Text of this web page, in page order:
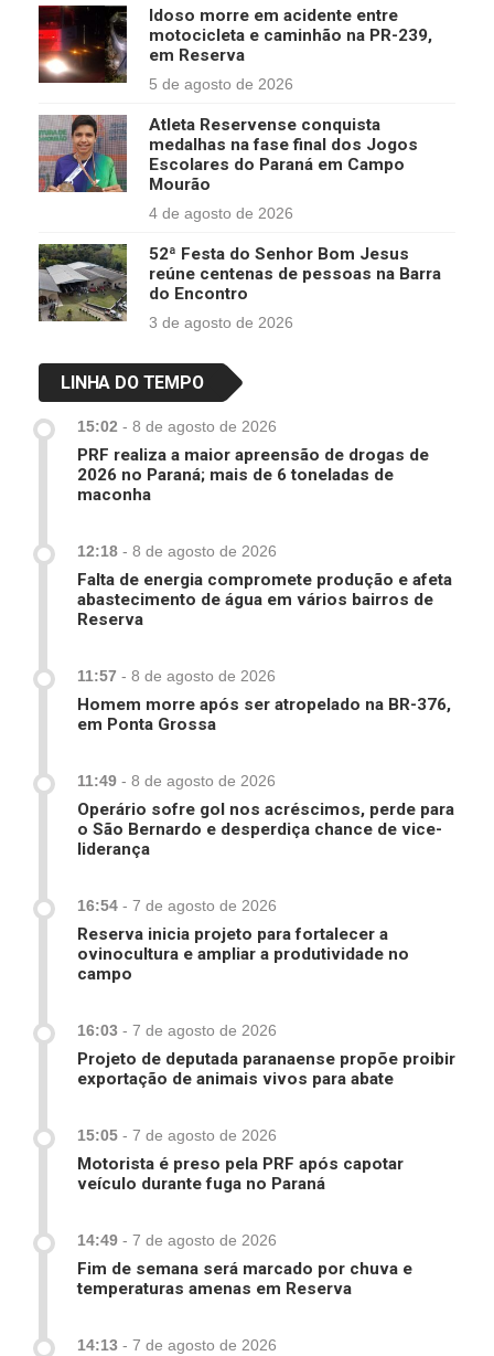
Idoso morre em acidente entre
motocicleta e caminhão na PR-239,
em Reserva
5 de agosto de 2026
Atleta Reservense conquista
medalhas na fase final dos Jogos
Escolares do Paraná em Campo
Mourão
4 de agosto de 2026
52ª Festa do Senhor Bom Jesus
reúne centenas de pessoas na Barra
do Encontro
3 de agosto de 2026
LINHA DO TEMPO
15:02 - 8 de agosto de 2026
PRF realiza a maior apreensão de drogas de
2026 no Paraná; mais de 6 toneladas de
maconha
12:18 - 8 de agosto de 2026
Falta de energia compromete produção e afeta
abastecimento de água em vários bairros de
Reserva
11:57 - 8 de agosto de 2026
Homem morre após ser atropelado na BR-376,
em Ponta Grossa
11:49 - 8 de agosto de 2026
Operário sofre gol nos acréscimos, perde para
o São Bernardo e desperdiça chance de vice-
liderança
16:54 - 7 de agosto de 2026
Reserva inicia projeto para fortalecer a
ovinocultura e ampliar a produtividade no
campo
16:03 - 7 de agosto de 2026
Projeto de deputada paranaense propõe proibir
exportação de animais vivos para abate
15:05 - 7 de agosto de 2026
Motorista é preso pela PRF após capotar
veículo durante fuga no Paraná
14:49 - 7 de agosto de 2026
Fim de semana será marcado por chuva e
temperaturas amenas em Reserva
14:13 - 7 de agosto de 2026